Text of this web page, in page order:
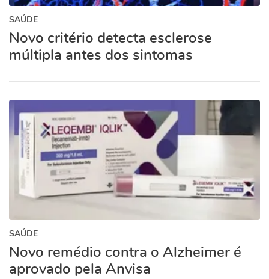
SAÚDE
Novo critério detecta esclerose
múltipla antes dos sintomas
SAÚDE
Novo remédio contra o Alzheimer é
aprovado pela Anvisa